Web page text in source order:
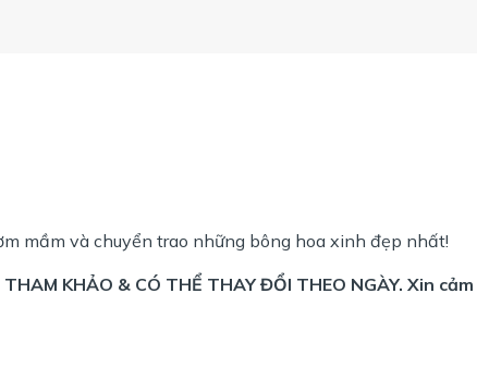
mầm và chuyển trao những bông hoa xinh đẹp nhất!
KHẢO & CÓ THỂ THAY ĐỔI THEO NGÀY. Xin cảm